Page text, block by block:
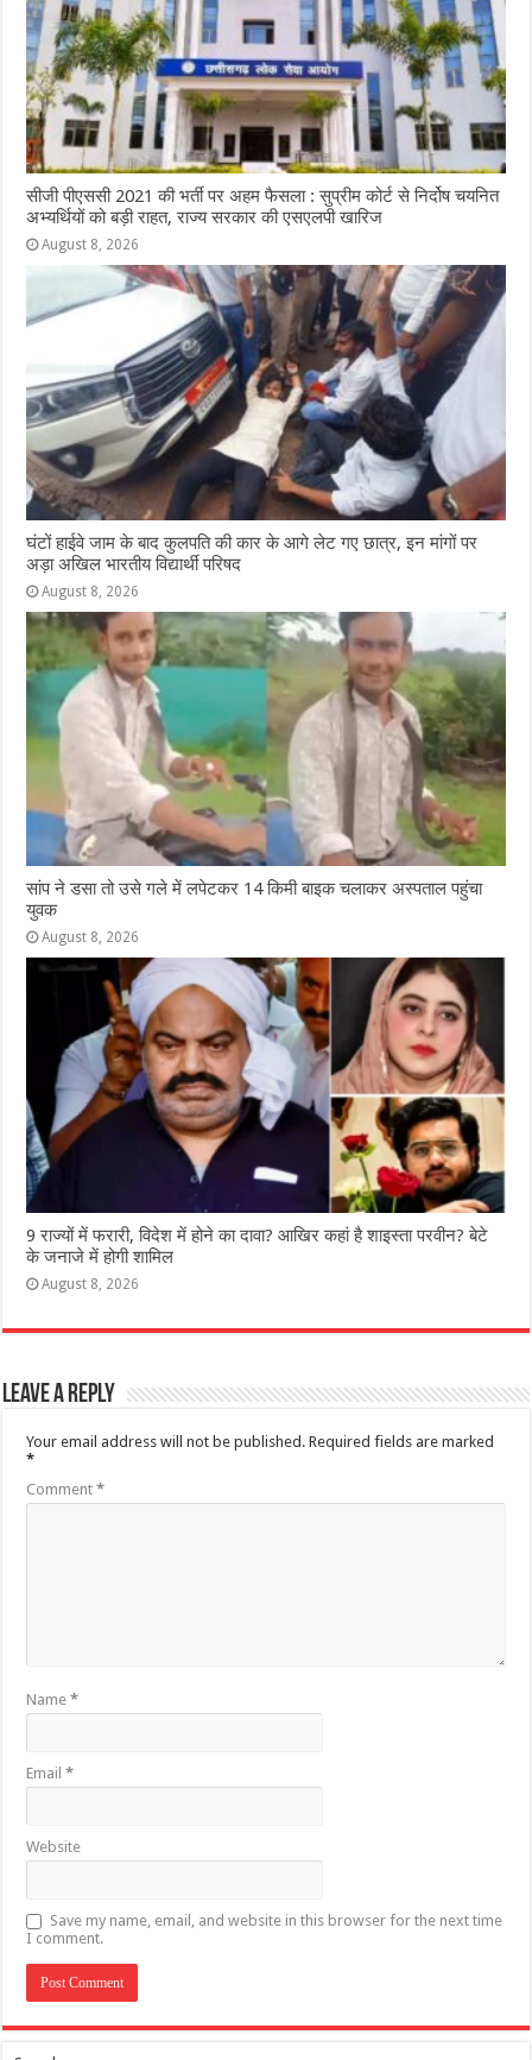
सीजी पीएससी 2021 की भर्ती पर अहम फैसला : सुप्रीम कोर्ट से निर्दोष चयनित
अभ्यर्थियों को बड़ी राहत, राज्य सरकार की एसएलपी खारिज
August 8, 2026
घंटों हाईवे जाम के बाद कुलपति की कार के आगे लेट गए छात्र, इन मांगों पर
अड़ा अखिल भारतीय विद्यार्थी परिषद
August 8, 2026
सांप ने डसा तो उसे गले में लपेटकर 14 किमी बाइक चलाकर अस्पताल पहुंचा
युवक
August 8, 2026
9 राज्‍यों में फरारी, व‍िदेश में होने का दावा? आख‍िर कहां है शाइस्‍ता परवीन? बेटे
के जनाजे में होगी शामिल
August 8, 2026
Leave a Reply
Your email address will not be published. Required fields are marked
*
Comment*
Name*
Email*
Website
Save my name, email, and website in this browser for the next time
I comment.